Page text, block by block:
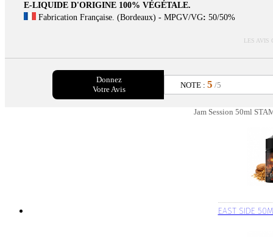
E-LIQUIDE D'ORIGINE 100% VÉGÉTALE.
Fabrication Française. (Bordeaux) - MPGV/VG: 50/50%
LES AVIS
Donnez
Votre Avis
NOTE : 5 /5
Jam Session 50ml
EAST SIDE